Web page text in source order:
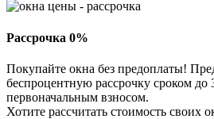
Рассрочка 0%
Покупайте окна без предоплаты!
беспроцентную рассрочку сроком
первоначальным взносом.
Хотите рассчитать стоимость своих